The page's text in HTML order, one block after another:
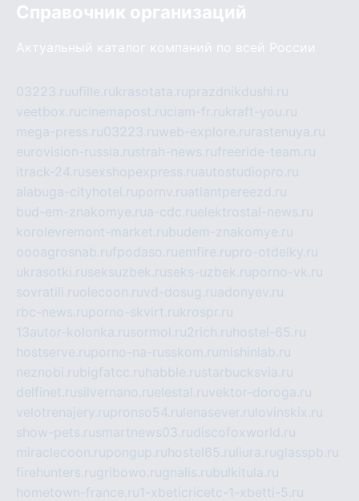
Справочник организаций
Актуальный каталог компаний по всей России
03223.ruufille.rukrasotata.ruprazdnikdushi.ru
veetbox.rucinemapost.ruciam-fr.rukraft-you.ru
mega-press.ru03223.ruweb-explore.ru rastenuya.ru
eurovision-russia.rustrah-news.rufreeride-team.ru
itrack-24.rusexshopexpress.ruautostudiopro.ru
alabuga-cityhotel.rupornv.ruatlantpereezd.ru
bud-em-znakomye.rua-cdc.ruelektrostal-news.ru
korolevremont-market.rubudem-znakomye.ru
oooagrosnab.rufpodaso.ruemfire.rupro-otdelky.ru
ukrasotki.ruseksuzbek.ruseks-uzbek.ruporno-vk.ru
sovratili.ruolecoon.ruvd-dosug.ruadonyev.ru
rbc-news.ruporno-skvirt.rukrospr.ru
13autor-kolonka.rusormol.ru2rich.ru hostel-65.ru
hostserve.ruporno-na-russkom.ru mishinlab.ru
neznobi.rubigfatcc.ru habble.rustarbucksvia.ru
delfinet.rusilvernano.ruelestal.ruvektor-doroga.ru
velotrenajery.rupronso54.ru lenasever.ru lovinskix.ru
show-pets.rusmartnews03.rudiscofoxworld.ru
miraclecoon.rupongup.ru hostel65.ru liura.ruglasspb.ru
firehunters.rugribowo.rugnalis.rubulkitula.ru
hometown-france.ru1-xbeticricetc-1-xbetti-5.ru